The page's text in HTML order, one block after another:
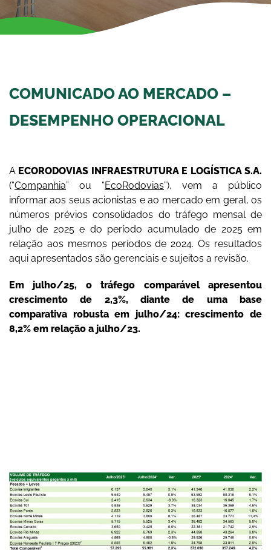
COMUNICADO AO MERCADO –
DESEMPENHO OPERACIONAL
A ECORODOVIAS INFRAESTRUTURA E LOGÍSTICA S.A.
(“Companhia” ou “EcoRodovias”), vem a público
informar aos seus acionistas e ao mercado em geral, os
números prévios consolidados do tráfego mensal de
julho de 2025 e do período acumulado de 2025 em
relação aos mesmos períodos de 2024. Os resultados
aqui apresentados são gerenciais e sujeitos a revisão.
Em julho/25, o tráfego comparável apresentou
crescimento de 2,3%, diante de uma base
comparativa robusta em julho/24: crescimento de
8,2% em relação a julho/23.